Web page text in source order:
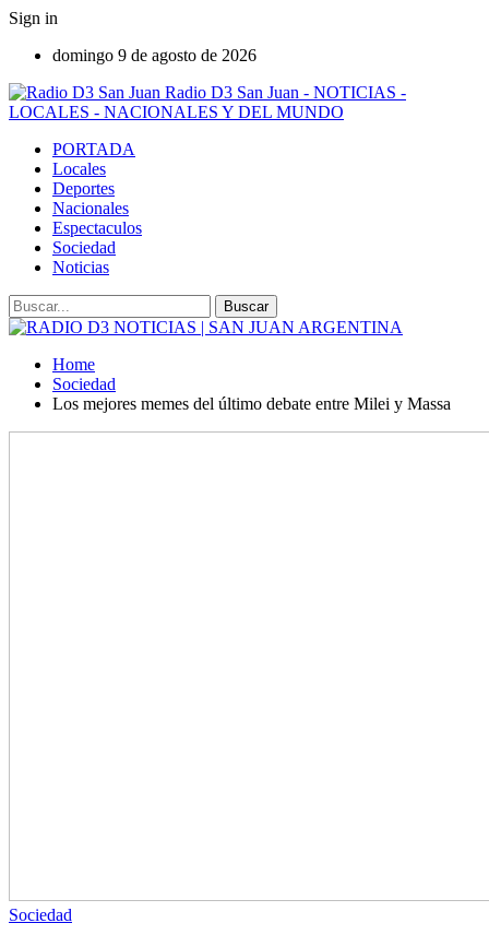
Sign in
domingo 9 de agosto de 2026
Radio D3 San Juan - NOTICIAS -
LOCALES - NACIONALES Y DEL MUNDO
PORTADA
Locales
Deportes
Nacionales
Espectaculos
Sociedad
Noticias
Home
Sociedad
Los mejores memes del último debate entre Milei y Massa
Sociedad